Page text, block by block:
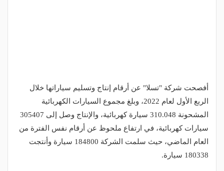
أفصحت شركة "تسلا" عن أرقام إنتاج وتسليم سياراتها خلال
الربع الأول لعام 2022، وبلغ مجموع السيارات الكهربائية
المشحونة 310.048 سيارة كهربائية، والإنتاج وصل إلى 305407
سيارات كهربائية، في ارتفاع ملحوظ عن أرقام نفس الفترة من
العام الماضي، حيث سلمت الشركة 184800 سيارة وأنتجت
180338 سيارة.